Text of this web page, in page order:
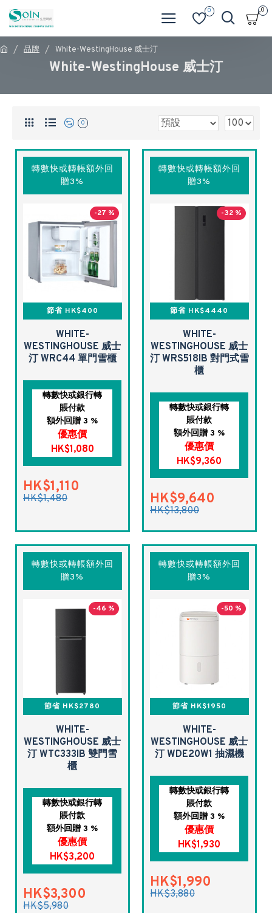
0 0
品牌 White-WestingHouse 威士汀
White-WestingHouse 威士汀
0
轉數快或轉帳額外回
贈3%
-27 %
節省 HK$400
WHITE-
WESTINGHOUSE 威士
汀 WRC44 單門雪櫃
轉數快或銀行轉
賬付款
額外回贈 3 %
優惠價
HK$1,080
HK$1,110
HK$1,480
轉數快或轉帳額外回
贈3%
-32 %
節省 HK$4440
WHITE-
WESTINGHOUSE 威士
汀 WRS518IB 對門式雪
櫃
轉數快或銀行轉
賬付款
額外回贈 3 %
優惠價
HK$9,360
HK$9,640
HK$13,800
轉數快或轉帳額外回
贈3%
-46 %
節省 HK$2780
WHITE-
WESTINGHOUSE 威士
汀 WTC333IB 雙門雪
櫃
轉數快或銀行轉
賬付款
額外回贈 3 %
優惠價
HK$3,200
HK$3,300
HK$5,980
轉數快或轉帳額外回
贈3%
-50 %
節省 HK$1950
WHITE-
WESTINGHOUSE 威士
汀 WDE20W1 抽濕機
轉數快或銀行轉
賬付款
額外回贈 3 %
優惠價
HK$1,930
HK$1,990
HK$3,880